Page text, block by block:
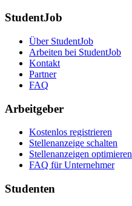
StudentJob
Über StudentJob
Arbeiten bei StudentJob
Kontakt
Partner
FAQ
Arbeitgeber
Kostenlos registrieren
Stellenanzeige schalten
Stellenanzeigen optimieren
FAQ für Unternehmer
Studenten